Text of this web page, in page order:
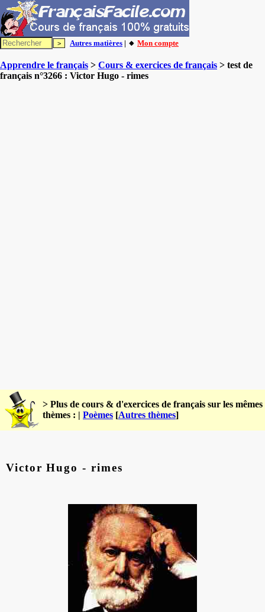
Autres matières | 🔸 Mon compte
Apprendre le français > Cours & exercices de français > test de
français n°3266 : Victor Hugo - rimes
> Plus de cours & d'exercices de français sur les mêmes
thèmes : | Poèmes [Autres thèmes]
Victor Hugo - rimes